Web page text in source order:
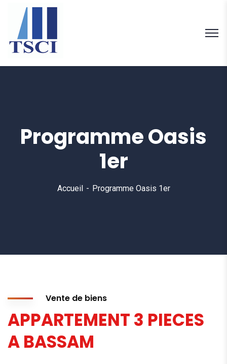
Programme Oasis
1er
Accueil Programme Oasis 1er
Vente de biens
APPARTEMENT 3 PIECES
A BASSAM